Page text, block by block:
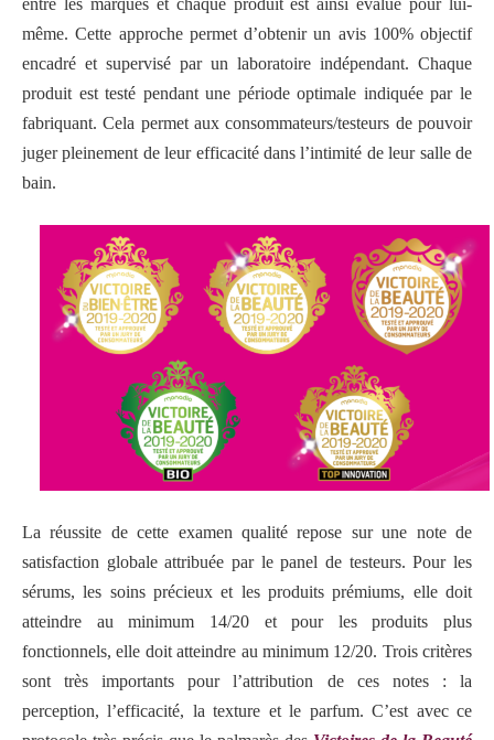
entre les marques et chaque produit est ainsi évalué pour lui-
même.Cette approche permet d’obtenir un avis 100% objectif
encadré et supervisé par un laboratoire indépendant. Chaque
produit est testé pendant une période optimale indiquée par le
fabriquant. Cela permet aux consommateurs/testeurs de pouvoir
juger pleinement de leur efficacitédans l’intimité de leur salle de
bain.
La réussite de cette examen qualité repose sur une note de
satisfaction globale attribuée par le panel de testeurs. Pour les
sérums, les soins précieux et les produits prémiums, elle doit
atteindre au minimum 14/20 et pour les produits plus
fonctionnels, elle doit atteindre au minimum 12/20. Trois critères
sont très importants pour l’attribution de ces notes : la
perception, l’efficacité, la texture et le parfum.C’est avec ce